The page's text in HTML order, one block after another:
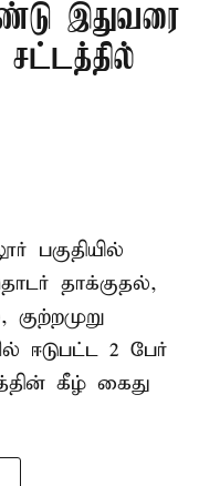
இதுவரை
சட்டத்தில்
பகுதியில்
தாக்குதல்,
ஈடுபட்ட 2 பேர்
கீழ் கைது